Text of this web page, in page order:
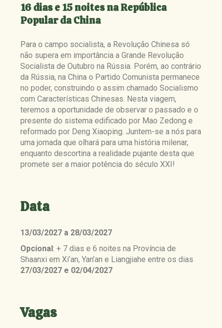
16 dias e 15 noites na República
Popular da China
Para o campo socialista, a Revolução Chinesa só
não supera em importância a Grande Revolução
Socialista de Outubro na Rússia. Porém, ao contrário
da Rússia, na China o Partido Comunista permanece
no poder, construindo o assim chamado Socialismo
com Características Chinesas. Nesta viagem,
teremos a oportunidade de observar o passado e o
presente do sistema edificado por Mao Zedong e
reformado por Deng Xiaoping. Juntem-se a nós para
uma jornada que olhará para uma história milenar,
enquanto descortina a realidade pujante desta que
promete ser a maior potência do século XXI!
Data
13/03/2027 a 28/03/2027
Opcional: + 7 dias e 6 noites na Província de
Shaanxi em Xi’an, Yan’an e Liangjiahe entre os dias
27/03/2027 e 02/04/2027
Vagas